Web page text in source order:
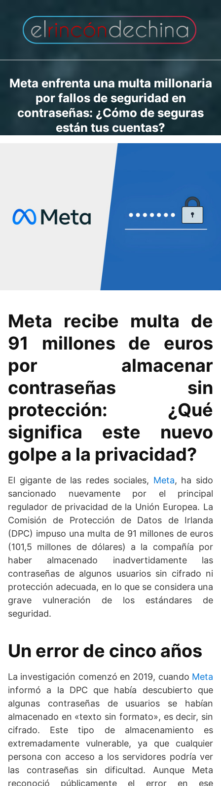
contenido
Meta enfrenta una multa millonaria
por fallos de seguridad en
contraseñas: ¿Cómo de seguras
están tus cuentas?
Meta recibe multa de
91 millones de euros
por almacenar
contraseñas sin
protección: ¿Qué
significa este nuevo
golpe a la privacidad?
El gigante de las redes sociales, Meta, ha sido
sancionado nuevamente por el principal
regulador de privacidad de la Unión Europea. La
Comisión de Protección de Datos de Irlanda
(DPC) impuso una multa de 91 millones de euros
(101,5 millones de dólares) a la compañía por
haber almacenado inadvertidamente las
contraseñas de algunos usuarios sin cifrado ni
protección adecuada, en lo que se considera una
grave vulneración de los estándares de
seguridad.
Un error de cinco años
La investigación comenzó en 2019, cuando Meta
informó a la DPC que había descubierto que
algunas contraseñas de usuarios se habían
almacenado en «texto sin formato», es decir, sin
cifrado. Este tipo de almacenamiento es
extremadamente vulnerable, ya que cualquier
persona con acceso a los servidores podría ver
las contraseñas sin dificultad. Aunque Meta
reconoció públicamente el error en ese